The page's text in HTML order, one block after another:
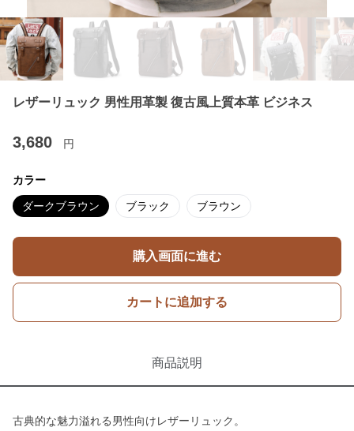
レザーリュック 男性用革製 復古風上質本革 ビジネス
3,680 円
カラー
ダークブラウン ブラック ブラウン
購入画面に進む
カートに追加する
商品説明
古典的な魅力溢れる男性向けレザーリュック。